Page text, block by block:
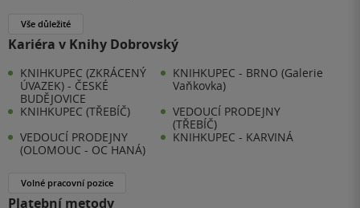
Vše důležité
Kariéra v Knihy Dobrovský
KNIHKUPEC (ZKRÁCENÝ
ÚVAZEK) - ČESKÉ
BUDĚJOVICE
KNIHKUPEC - BRNO (Galerie
Vaňkovka)
KNIHKUPEC (TŘEBÍČ)
VEDOUCÍ PRODEJNY
(TŘEBÍČ)
VEDOUCÍ PRODEJNY
(OLOMOUC - OC HANÁ)
KNIHKUPEC - KARVINÁ
Volné pracovní pozice
Platební metody